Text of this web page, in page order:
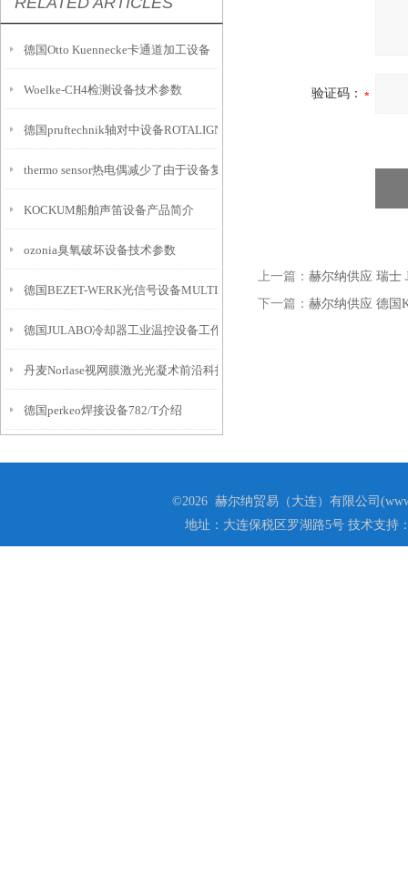
德国Otto Kuennecke卡通道加工设备
Woelke-CH4检测设备技术参数
德国pruftechnik轴对中设备ROTALIGN Touch
thermo sensor热电偶减少了由于设备复杂性导致的测量误差
KOCKUM船舶声笛设备产品简介
ozonia臭氧破坏设备技术参数
德国BEZET-WERK光信号设备MULTI介绍
德国JULABO冷却器工业温控设备工作原理
丹麦Norlase视网膜激光光凝术前沿科技设备
德国perkeo焊接设备782/T介绍
验证码：
上一篇： 赫尔纳供应 瑞士
下一篇： 赫尔纳供应 德国
©2026 赫尔纳贸易（大连）有限公司
地址：大连保税区罗湖路5号 技术支持